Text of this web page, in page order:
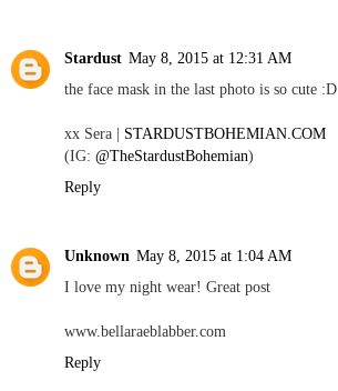
Stardust May 8, 2015 at 12:31 AM
the face mask in the last photo is so cute :D
xx Sera | STARDUSTBOHEMIAN.COM
(IG: @TheStardustBohemian)
Reply
Unknown May 8, 2015 at 1:04 AM
I love my night wear! Great post
www.bellaraeblabber.com
Reply